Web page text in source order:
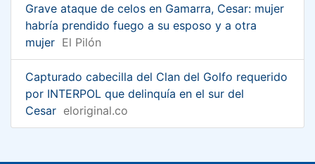
Grave ataque de celos en Gamarra, Cesar: mujer
habría prendido fuego a su esposo y a otra
mujer El Pilón
Capturado cabecilla del Clan del Golfo requerido
por INTERPOL que delinquía en el sur del
Cesar eloriginal.co